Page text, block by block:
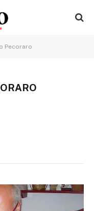
Pecoraro